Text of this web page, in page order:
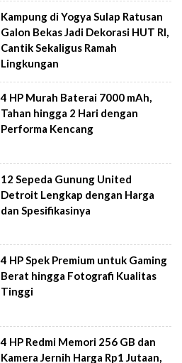
Kampung di Yogya Sulap Ratusan
Galon Bekas Jadi Dekorasi HUT RI,
Cantik Sekaligus Ramah
Lingkungan
4 HP Murah Baterai 7000 mAh,
Tahan hingga 2 Hari dengan
Performa Kencang
12 Sepeda Gunung United
Detroit Lengkap dengan Harga
dan Spesifikasinya
4 HP Spek Premium untuk Gaming
Berat hingga Fotografi Kualitas
Tinggi
4 HP Redmi Memori 256 GB dan
Kamera Jernih Harga Rp1 Jutaan,